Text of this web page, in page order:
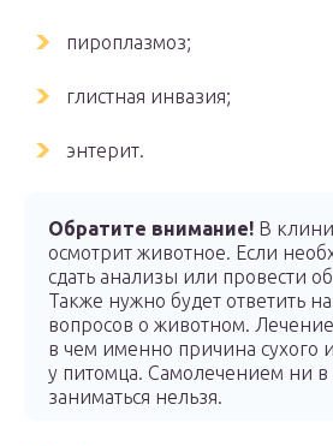
пироплазмоз;
глистная инвазия;
энтерит.
Обратите внимание! В
осмотрит животное. Если
сдать анализы или провести
Также нужно будет ответить
вопросов о животном. Лечение
в чем именно причина сухого
у питомца. Самолечением ни в
заниматься нельзя.